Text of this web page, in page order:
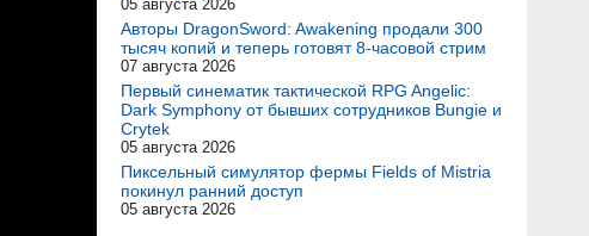
05 августа 2026
Авторы DragonSword: Awakening продали 300
тысяч копий и теперь готовят 8-часовой стрим
07 августа 2026
Первый синематик тактической RPG Angelic:
Dark Symphony от бывших сотрудников Bungie и
Crytek
05 августа 2026
Пиксельный симулятор фермы Fields of Mistria
покинул ранний доступ
05 августа 2026